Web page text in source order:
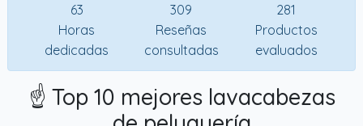
63
Horas
dedicadas
309
Reseñas
consultadas
281
Productos
evaluados
☝️ Top 10 mejores lavacabezas